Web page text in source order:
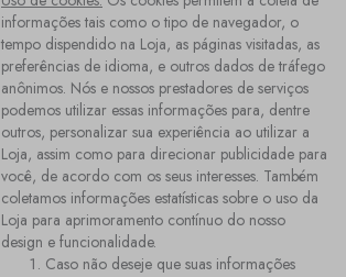
informações tais como o tipo de navegador, o
tempo dispendido na Loja, as páginas visitadas, as
preferências de idioma, e outros dados de tráfego
anônimos. Nós e nossos prestadores de serviços
podemos utilizar essas informações para, dentre
outros, personalizar sua experiência ao utilizar a
Loja, assim como para direcionar publicidade para
você, de acordo com os seus interesses. Também
coletamos informações estatísticas sobre o uso da
Loja para aprimoramento contínuo do nosso
design e funcionalidade.
Caso não deseje que suas informações